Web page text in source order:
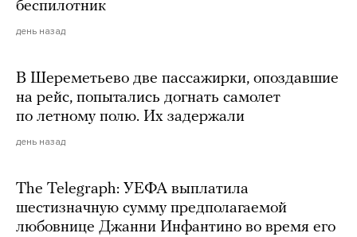
беспилотник
день назад
В Шереметьево две пассажирки, опоздавшие
на рейс, попытались догнать самолет
по летному полю. Их задержали
день назад
The Telegraph: УЕФА выплатила
шестизначную сумму предполагаемой
любовнице Джанни Инфантино во время его